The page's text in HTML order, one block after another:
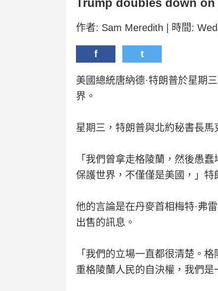
作者: Sam Meredith | 時間:
f t
美國總統唐納德·特朗普於星期
界。
星期三，特朗普與北約秘書長馬
「我們曾拿走格陵蘭，然後愚
保護世界，不僅僅是美國，」特
他的言論是在丹麥首相梅特·弗
出售的訊息。
「我們的立場一直都很清楚。
重格陵蘭人民的自決權，我們是